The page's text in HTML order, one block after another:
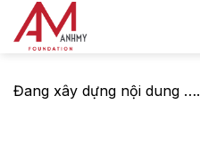
content
Đang xây dựng nội dung ….